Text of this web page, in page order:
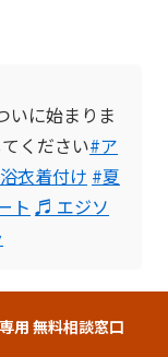
いに始まりま
ください#ア
衣着付け #夏
ト ♬ エジソ
用 無料相談窓口